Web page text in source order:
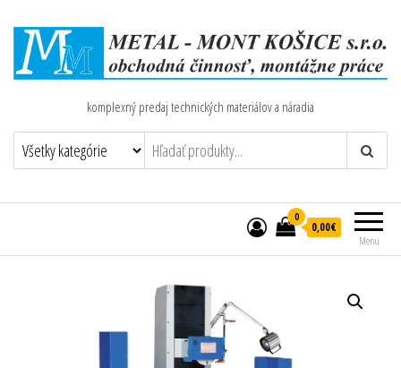
komplexný predaj technických materiálov a náradia
Menu
0
0,00€